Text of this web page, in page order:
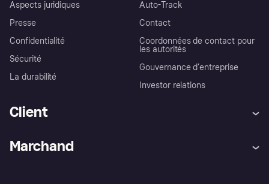
Aspects juridiques
Presse
Confidentialité
Sécurité
La durabilité
Auto-Track
Contact
Coordonnées de contact pour
les autorités
Gouvernance d’entreprise
Investor relations
Client
Marchand